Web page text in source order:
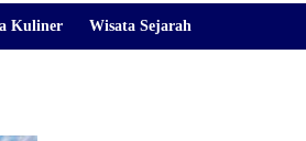
Kuliner Wisata Sejarah